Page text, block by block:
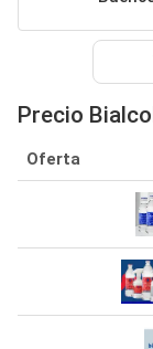
Precio
Oferta